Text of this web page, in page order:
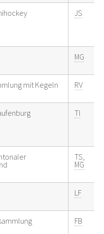
JS
MG
mit Kegeln RV
TI
TS
MG
LF
FB